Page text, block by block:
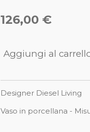
126,00 €
Aggiungi al
Designer Diesel Living
Vaso in porcellana -